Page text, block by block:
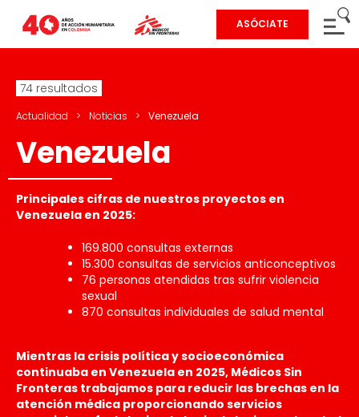
ASÓCIATE
74 resultados
Actualidad > Noticias > Venezuela
Venezuela
Principales cifras de nuestros proyectos en
Venezuela en 2025:
169.800 consultas externas
15.300 consultas de servicios anticonceptivos
76 personas atendidas tras sufrir violencia
sexual
870 consultas individuales de salud mental
Mientras la crisis política y socioeconómica
continuaba en Venezuela en 2025, Médicos Sin
Fronteras trabajamos para reducir las brechas en la
atención médica proporcionando servicios